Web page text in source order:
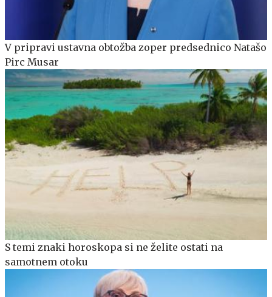
V pripravi ustavna obtožba zoper predsednico Natašo
Pirc Musar
S temi znaki horoskopa si ne želite ostati na
samotnem otoku